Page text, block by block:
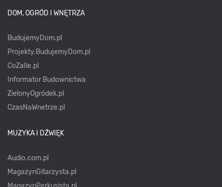
DOM, OGRÓD I WNĘTRZA
BudujemyDom.pl
Projekty.BudujemyDom.pl
CoZaIle.pl
Informator Budownictwa
ZielonyOgródek.pl
CzasNaWnetrze.pl
MUZYKA I DŹWIĘK
Audio.com.pl
MagazynGitarzysta.pl